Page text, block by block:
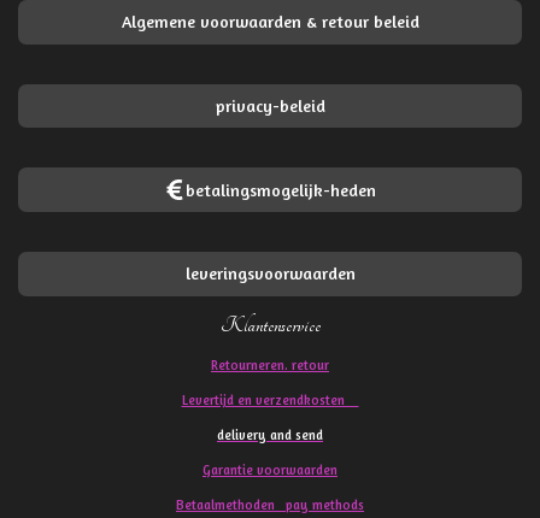
Algemene voorwaarden & retour beleid
privacy-beleid
betalingsmogelijk-heden
leveringsvoorwaarden
Klantenservice
Retourneren. retour
Levertijd en verzendkosten
delivery and send
Garantie voorwaarden
Betaalmethoden pay methods